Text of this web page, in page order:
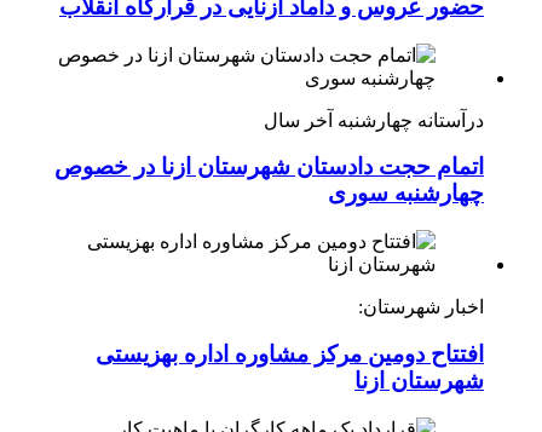
حضور عروس و داماد ازنایی در قرارگاه انقلاب
درآستانه چهارشنبه آخر سال
اتمام حجت دادستان شهرستان ازنا در خصوص
چهارشنبه ‌سوری
اخبار شهرستان:
افتتاح دومین مرکز مشاوره اداره بهزیستی
شهرستان ازنا